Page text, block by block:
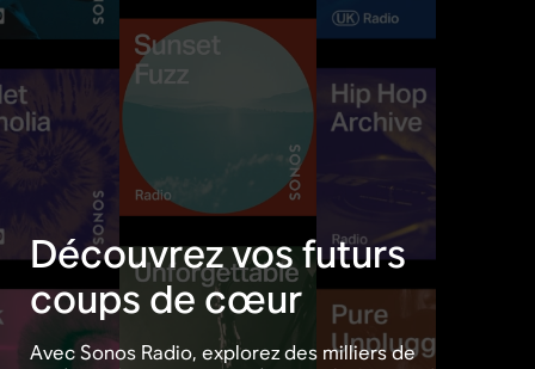
Découvrez vos futurs
coups de cœur
Avec Sonos Radio, explorez des milliers de